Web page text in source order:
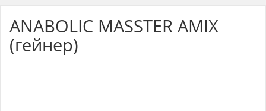
ANABOLIC MASSTER AMIX
(гейнер)